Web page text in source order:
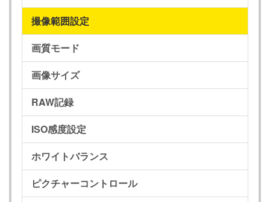
撮像範囲設定
画質モード
画像サイズ
RAW記録
ISO感度設定
ホワイトバランス
ピクチャーコントロール